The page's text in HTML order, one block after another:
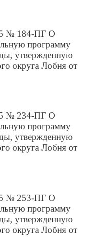
№ 184-ПГ О
программу
утвержденную
округа Лобня от
№ 234-ПГ О
программу
утвержденную
округа Лобня от
№ 253-ПГ О
программу
утвержденную
округа Лобня от